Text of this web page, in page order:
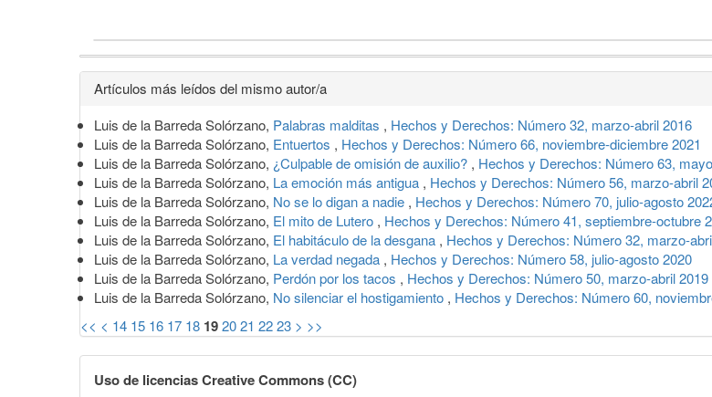
Detalles
del
artículo
Artículos más leídos del mismo autor/a
Luis de la Barreda Solórzano, Palabras malditas , Hechos y Derechos: Número 32, marzo-abril 2016
Luis de la Barreda Solórzano, Entuertos , Hechos y Derechos: Número 66, noviembre-diciembre 2021
Luis de la Barreda Solórzano, ¿Culpable de omisión de auxilio? , Hechos y Derechos: Número 63,
Luis de la Barreda Solórzano, La emoción más antigua , Hechos y Derechos: Número 56, marzo-abril
Luis de la Barreda Solórzano, No se lo digan a nadie , Hechos y Derechos: Número 70, julio-agosto
Luis de la Barreda Solórzano, El mito de Lutero , Hechos y Derechos: Número 41, septiembre-octubre
Luis de la Barreda Solórzano, El habitáculo de la desgana , Hechos y Derechos: Número 32, marzo-
Luis de la Barreda Solórzano, La verdad negada , Hechos y Derechos: Número 58, julio-agosto 2020
Luis de la Barreda Solórzano, Perdón por los tacos , Hechos y Derechos: Número 50, marzo-abril 2019
Luis de la Barreda Solórzano, No silenciar el hostigamiento , Hechos y Derechos: Número 60,
<< < 14 15 16 17 18 192021 2223 > >>
Uso de licencias Creative Commons (CC)